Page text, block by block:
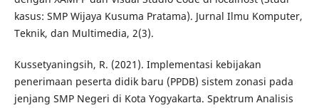
kasus: SMP Wijaya Kusuma Pratama). Jurnal Ilmu Komputer,
Teknik, dan Multimedia, 2(3).
Kussetyaningsih, R. (2021). Implementasi kebijakan
penerimaan peserta didik baru (PPDB) sistem zonasi pada
jenjang SMP Negeri di Kota Yogyakarta. Spektrum Analisis